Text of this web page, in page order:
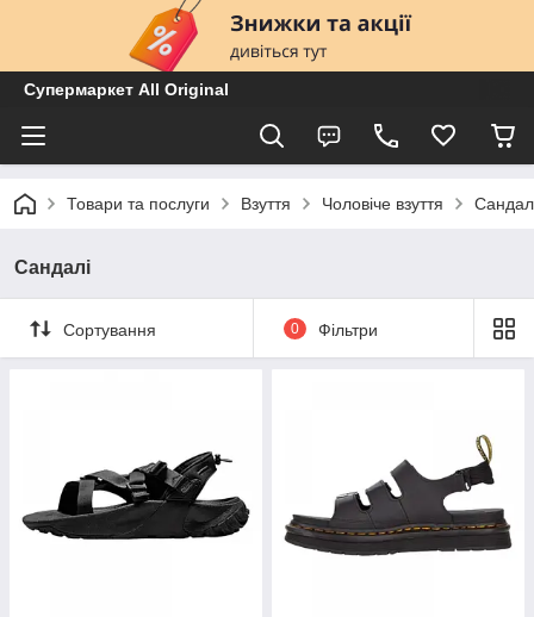
Супермаркет All Original
Товари та послуги Взуття Чоловіче взуття
Сандалі
Сортування 0 Фільтри